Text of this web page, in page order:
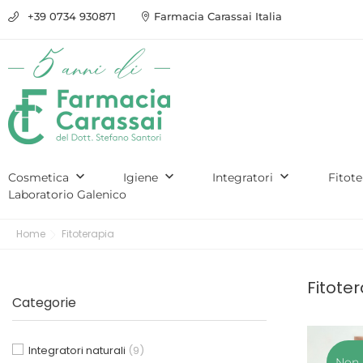
+39 0734 930871 Farmacia Carassai Italia
Cosmetica keyboard_arrow_down Igiene keyboard_arrow_down Integratori keyboard_arrow_down
Laboratorio Galenico
Home Fitoterapia
Categorie
Integratori naturali (9)
C'è il nostro servizio
di consulenza
Scopri di più